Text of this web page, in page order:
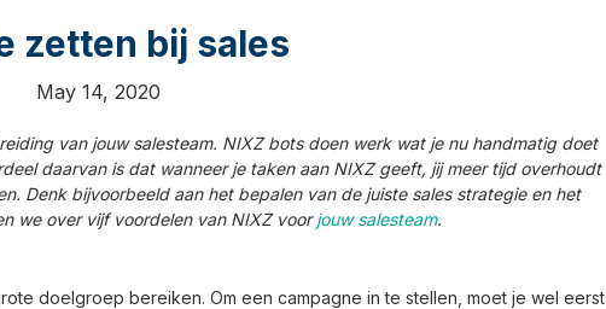
zetten bij sales
May 14, 2020
van jouw salesteam. NIXZ bots doen werk wat je nu handmatig doet
daarvan is dat wanneer je taken aan NIXZ geeft, jij meer tijd overhoudt
Denk bijvoorbeeld aan het bepalen van de juiste sales strategie en het
we over vijf voordelen van NIXZ voorjouw salesteam.
doelgroep bereiken. Om een campagne in te stellen, moet je wel eerst